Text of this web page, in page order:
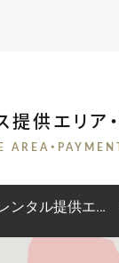
提供エリア
AREA・